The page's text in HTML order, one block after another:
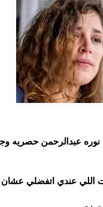
نوره عبدالرحمن حصريه
اللي عندي اتفضلي